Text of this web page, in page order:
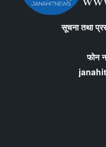
सूचना तथा
फोन